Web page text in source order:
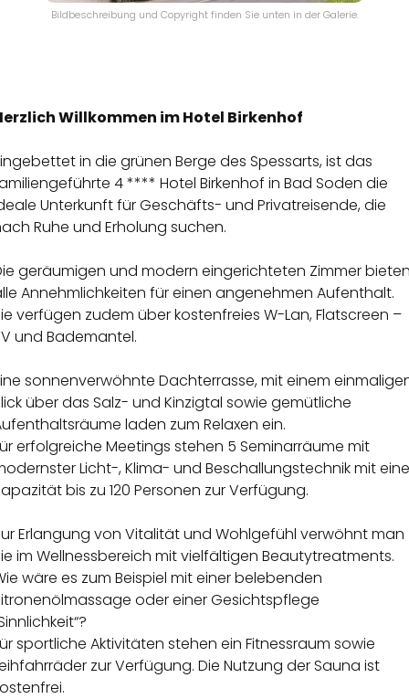
Bildbeschreibung und Copyright finden Sie unten in der Galerie.
Willkommen im Hotel Birkenhof
in die grünen Berge des Spessarts, ist das
4 **** Hotel Birkenhof in Bad Soden die
Unterkunft für Geschäfts- und Privatreisende, die
Ruhe und Erholung suchen.
geräumigen und modern eingerichteten Zimmer
Annehmlichkeiten für einen angenehmen Aufenthalt.
verfügen zudem über kostenfreies W-Lan, Flatscreen –
und Bademantel.
sonnenverwöhnte Dachterrasse, mit einem
über das Salz- und Kinzigtal sowie gemütliche
laden zum Relaxen ein.
erfolgreiche Meetings stehen 5 Seminarräume mit
Licht-, Klima- und Beschallungstechnik mit
bis zu 120 Personen zur Verfügung.
Erlangung von Vitalität und Wohlgefühl verwöhnt man
im Wellnessbereich mit vielfältigen Beautytreatments.
wäre es zum Beispiel mit einer belebenden
oder einer Gesichtspflege
sportliche Aktivitäten stehen ein Fitnessraum sowie
zur Verfügung. Die Nutzung der Sauna ist